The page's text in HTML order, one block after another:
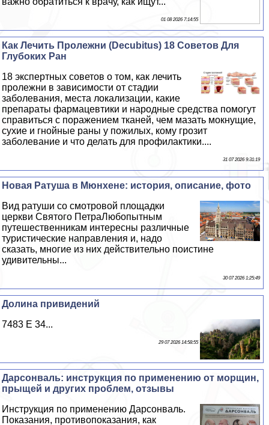
01 08 2026 7:14:55
Как Лечить Пролежни (Decubitus) 18 Советов Для
Глубоких Ран
18 экспертных советов о том, как лечить
пролежни в зависимости от стадии
заболевания, места локализации, какие
препараты фармацевтики и народные средства помогут
справиться с поражением тканей, чем мазать мокнущие,
сухие и гнойные раны у пожилых, кому грозит
заболевание и что делать для профилактики....
31 07 2026 9:31:19
Новая Ратуша в Мюнхене: история, описание, фото
Вид ратуши со смотровой площадки
церкви Святого ПетраЛюбопытным
путешественникам интересны различные
туристические направления и, надо
сказать, многие из них действительно поистине
удивительны...
30 07 2026 1:25:49
Долина привидений
7483 E 34...
29 07 2026 14:58:55
Дарсонваль: инструкция по применению от морщин,
прыщей и других проблем, отзывы
Инструкция по применению Дарсонваль.
Показания, противопоказания, как